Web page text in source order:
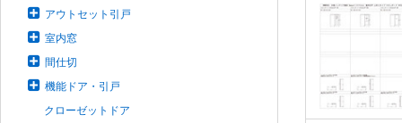
アウトセット引戸
室内窓
間仕切
機能ドア・引戸
クローゼットドア